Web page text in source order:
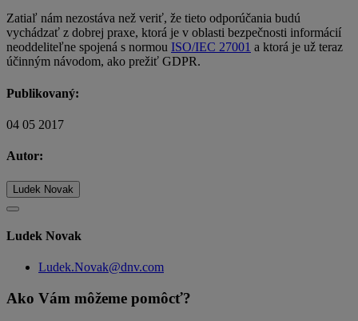
Zatiaľ nám nezostáva než veriť, že tieto odporúčania budú
vychádzať z dobrej praxe, ktorá je v oblasti bezpečnosti informácií
neoddeliteľne spojená s normou ISO/IEC 27001 a ktorá je už teraz
účinným návodom, ako prežiť GDPR.
Publikovaný:
04 05 2017
Autor:
Ludek Novak
Ludek Novak
Ludek.Novak@dnv.com
Ako Vám môžeme pomôcť?